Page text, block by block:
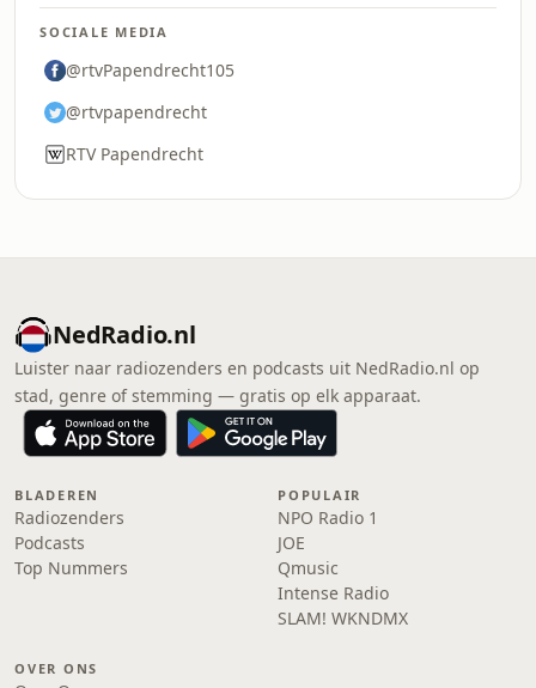
SOCIALE MEDIA
@rtvPapendrecht105
@rtvpapendrecht
RTV Papendrecht
NedRadio.nl
Luister naar radiozenders en podcasts uit NedRadio.nl op
stad, genre of stemming — gratis op elk apparaat.
BLADEREN
Radiozenders
Podcasts
Top Nummers
POPULAIR
NPO Radio 1
JOE
Qmusic
Intense Radio
SLAM! WKNDMX
OVER ONS